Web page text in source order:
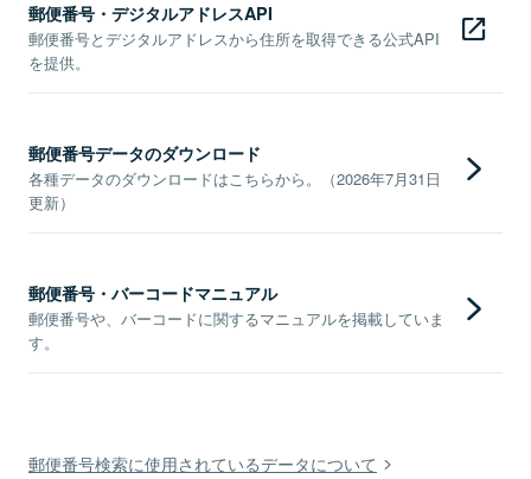
郵便番号・デジタルアドレスAPI
郵便番号とデジタルアドレスから住所を取得できる公式API
を提供。
郵便番号データのダウンロード
各種データのダウンロードはこちらから。（2026年7月31日
更新）
郵便番号・バーコードマニュアル
郵便番号や、バーコードに関するマニュアルを掲載していま
す。
郵便番号検索に使用されているデータについて